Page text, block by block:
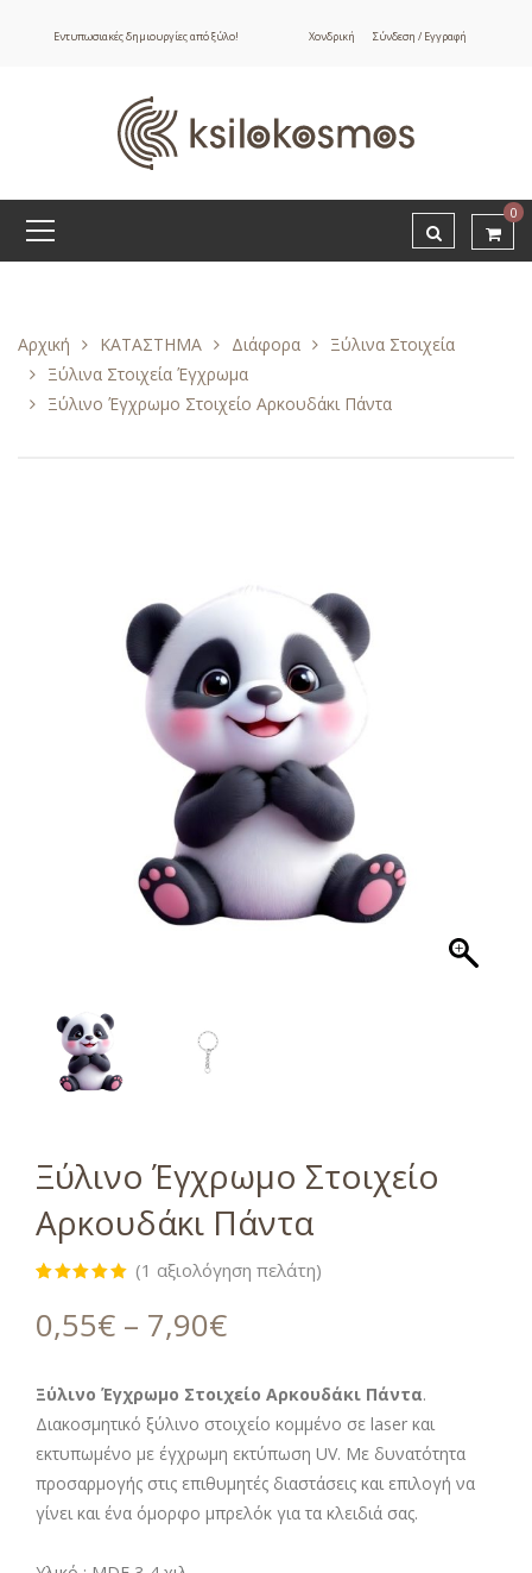
Εντυπωσιακές δημιουργίες από ξύλο! Χονδρική Σύνδεση / Εγγραφή
0
Αρχική ΚΑΤΑΣΤΗΜΑ Διάφορα
Ξύλινα Στοιχεία
Ξύλινα Στοιχεία Έγχρωμα
Ξύλινο Έγχρωμο Στοιχείο Αρκουδάκι Πάντα
Ξύλινο Έγχρωμο Στοιχείο
Αρκουδάκι Πάντα
από 5 με
βάση
(1 αξιολόγηση πελάτη)
0,55€ – 7,90€
Ξύλινο Έγχρωμο Στοιχείο Αρκουδάκι Πάντα.
Διακοσμητικό ξύλινο στοιχείο κομμένο σε laser και
εκτυπωμένο με έγχρωμη εκτύπωση UV. Με δυνατότητα
προσαρμογής στις επιθυμητές διαστάσεις και επιλογή να
γίνει και ένα όμορφο μπρελόκ για τα κλειδιά σας.